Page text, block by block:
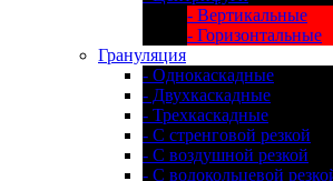
- Вертикальные
- Горизонтальные
Грануляция
- Однокаскадные
- Двухкаскадные
- Трехкаскадные
- С стренговой резкой
- С воздушной резкой
- С водокольцевой